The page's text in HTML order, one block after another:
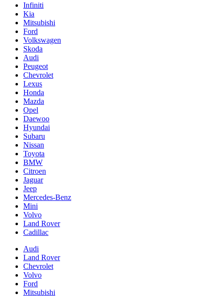
Infiniti
Kia
Mitsubishi
Ford
Volkswagen
Skoda
Audi
Peugeot
Chevrolet
Lexus
Honda
Mazda
Opel
Daewoo
Hyundai
Subaru
Nissan
Toyota
BMW
Citroen
Jaguar
Jeep
Mercedes-Benz
Mini
Volvo
Land Rover
Cadillac
Audi
Land Rover
Chevrolet
Volvo
Ford
Mitsubishi